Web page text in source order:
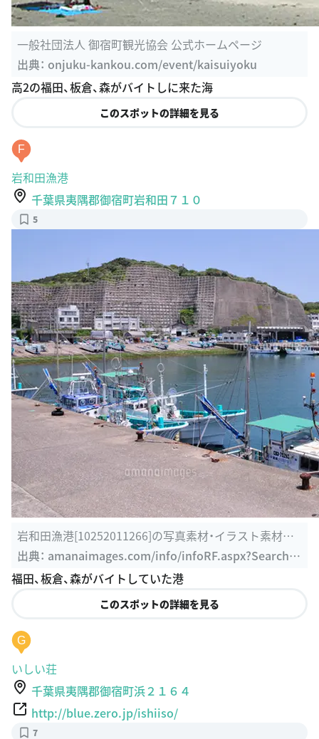
一般社団法人 御宿町観光協会 公式ホームページ
出典：onjuku-kankou.com/event/kaisuiyoku
高2の福田、板倉、森がバイトしに来た海
このスポットの詳細を見る
岩和田漁港
千葉県夷隅郡御宿町岩和田７１０
5
岩和田漁港[10252011266]の写真素材・イラスト素材｜
アマナイメージズ
出典：amanaimages.com/info/infoRF.aspx?SearchK
ey=10252011266
福田、板倉、森がバイトしていた港
このスポットの詳細を見る
いしい荘
千葉県夷隅郡御宿町浜２１６４
http://blue.zero.jp/ishiiso/
7